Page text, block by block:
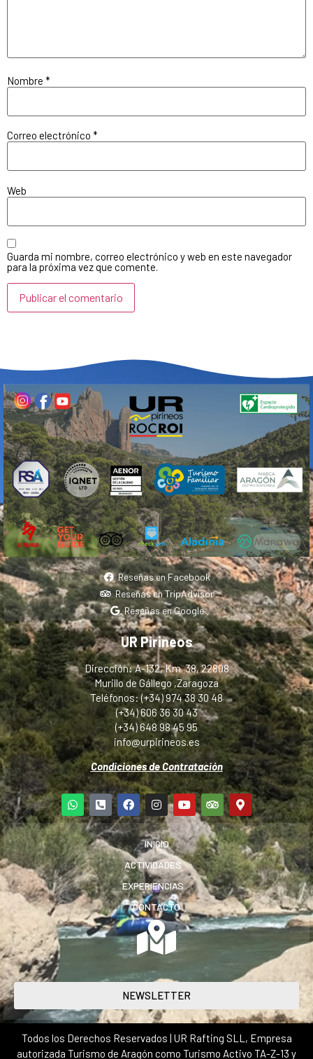
Nombre *
Correo electrónico *
Web
Guarda mi nombre, correo electrónico y web en este navegador
para la próxima vez que comente.
Reseñas en Facebook
Reseñas en TripAdvisor
Reseñas en Google
UR Pirineos
Dirección: A-132, Km. 38, 22808
Murillo de Gállego ,Zaragoza
Teléfonos: (+34) 974 38 30 48
(+34) 606 36 30 43
(+34) 648 98 45 95
info@urpirineos.es
Condiciones de Contratación
INICIO
ACTIVIDADES
EXPERIENCIAS
CONTACTO
NEWSLETTER
Todos los Derechos Reservados | UR Rafting SLL, Empresa
autorizada Turismo de Aragón como Turismo Activo TA-Z-13 y